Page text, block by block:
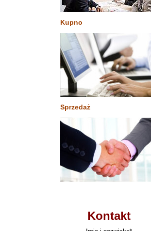
Kupno
Sprzedaż
Kontakt